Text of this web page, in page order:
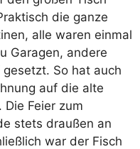
die ganze
alle waren einmal
Garagen, andere
So hat auch
auf die alte
Feier zum
stets draußen an
war der Fisch